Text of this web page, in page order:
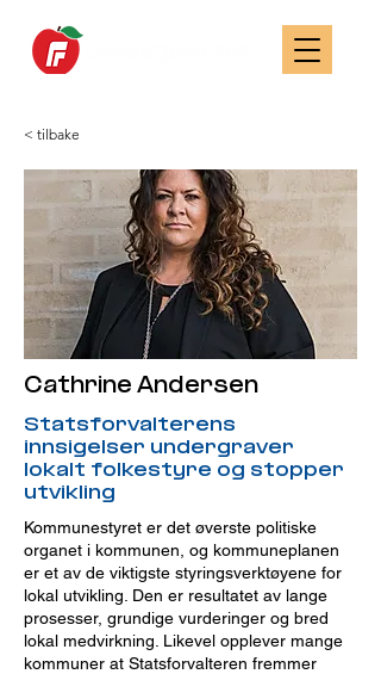
Cathrine Andersen
Statsforvalterens
innsigelser undergraver
lokalt folkestyre og stopper
utvikling
Kommunestyret er det øverste politiske
organet i kommunen, og kommuneplanen
er et av de viktigste styringsverktøyene for
lokal utvikling. Den er resultatet av lange
prosesser, grundige vurderinger og bred
lokal medvirkning. Likevel opplever mange
kommuner at Statsforvalteren fremmer
< tilbake